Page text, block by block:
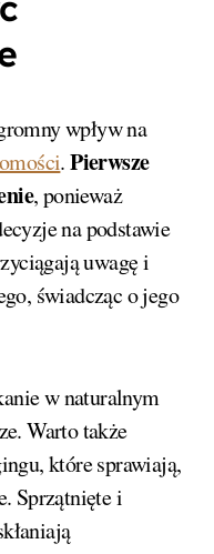
wpływ na
.Pierwsze
, ponieważ
na podstawie
uwagę i
świadcząc o jego
w naturalnym
Warto także
które sprawiają,
Sprzątnięte i